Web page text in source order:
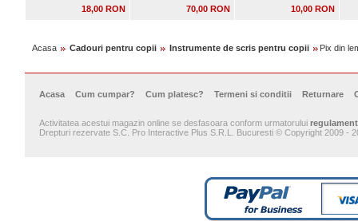
18,00 RON
70,00 RON 10,00 RON
Acasa Cadouri pentru copii Instrumente de scris pentru copii Pix din
Acasa Cum cumpar? Cum platesc? Termeni si conditii Returnare
Activitatea acestui magazin online se desfasoara conform urmatorului regulament
Drepturi rezervate S.C. Pro Interactive Plus S.R.L. Bucuresti © Copyright 2009 -